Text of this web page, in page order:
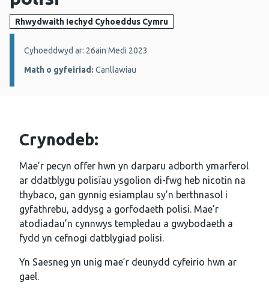
Rhwydwaith Iechyd Cyhoeddus Cymru
Manylion:
Cyhoeddwyd ar: 26ain Medi 2023
Math o gyfeiriad: Canllawiau
Crynodeb:
Mae’r pecyn offer hwn yn darparu adborth ymarferol
ar ddatblygu polisïau ysgolion di-fwg heb nicotin na
thybaco, gan gynnig esiamplau sy’n berthnasol i
gyfathrebu, addysg a gorfodaeth polisi. Mae’r
atodiadau’n cynnwys templedau a gwybodaeth a
fydd yn cefnogi datblygiad polisi.
Yn Saesneg yn unig mae’r deunydd cyfeirio hwn ar
gael.